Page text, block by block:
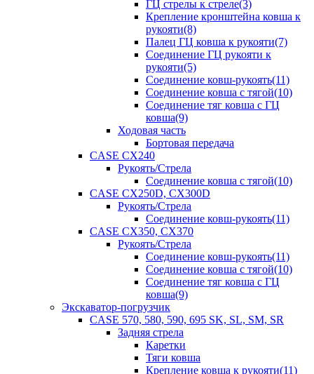
ГЦ стрелы к стреле(3)
Крепление кронштейна ковша к
рукояти(8)
Палец ГЦ ковша к рукояти(7)
Соединение ГЦ рукояти к
рукояти(5)
Соединение ковш-рукоять(11)
Соединение ковша с тягой(10)
Соединение тяг ковша с ГЦ
ковша(9)
Ходовая часть
Бортовая передача
CASE CX240
Рукоять/Стрела
Соединение ковша с тягой(10)
CASE CX250D, CX300D
Рукоять/Стрела
Соединение ковш-рукоять(11)
CASE CX350, CX370
Рукоять/Стрела
Соединение ковш-рукоять(11)
Соединение ковша с тягой(10)
Соединение тяг ковша с ГЦ
ковша(9)
Экскаватор-погрузчик
CASE 570, 580, 590, 695 SK, SL, SM, SR
Задняя стрела
Каретки
Тяги ковша
Крепление ковша к рукояти(11)